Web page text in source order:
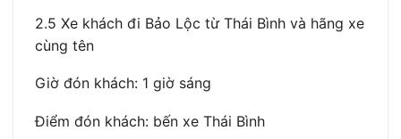
2.5 Xe khách đi Bảo Lộc từ Thái Bình và hãng xe
cùng tên
Giờ đón khách: 1 giờ sáng
Điểm đón khách: bến xe Thái Bình